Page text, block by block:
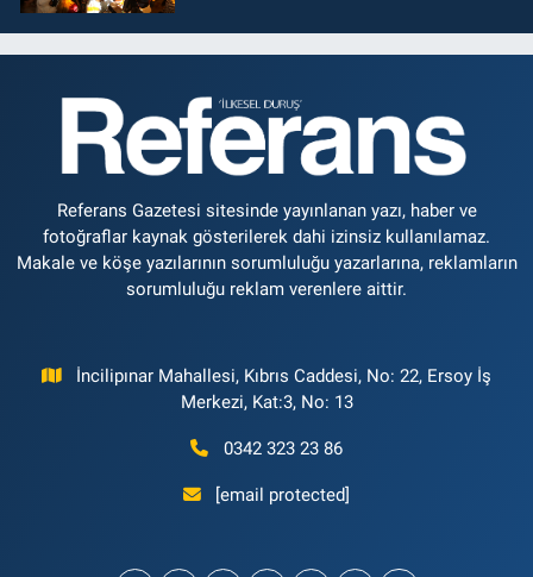
Referans Gazetesi sitesinde yayınlanan yazı, haber ve
fotoğraflar kaynak gösterilerek dahi izinsiz kullanılamaz.
Makale ve köşe yazılarının sorumluluğu yazarlarına, reklamların
sorumluluğu reklam verenlere aittir.
İncilipınar Mahallesi, Kıbrıs Caddesi, No: 22, Ersoy İş
Merkezi, Kat:3, No: 13
0342 323 23 86
[email protected]